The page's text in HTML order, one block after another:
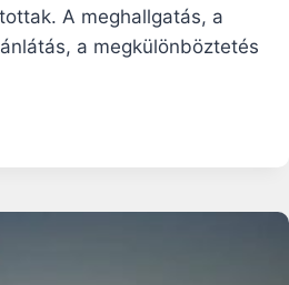
A meghallgatás, a
a megkülönböztetés